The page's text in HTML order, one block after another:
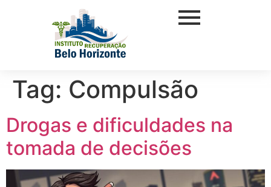
Tag: Compulsão
Drogas e dificuldades na
tomada de decisões